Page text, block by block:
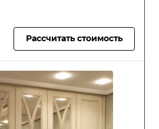
Рассчитать стоимость